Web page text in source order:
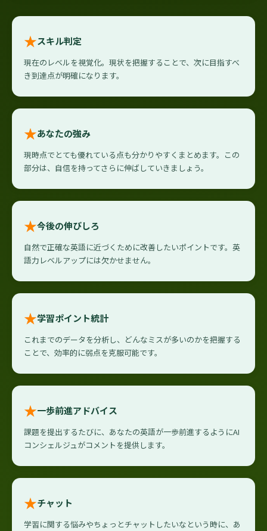
★スキル判定
現在のレベルを視覚化。現状を把握することで、次に目指すべ
き到達点が明確になります。
★あなたの強み
現時点でとても優れている点も分かりやすくまとめます。この
部分は、自信を持ってさらに伸ばしていきましょう。
★今後の伸びしろ
自然で正確な英語に近づくために改善したいポイントです。英
語力レベルアップには欠かせません。
★学習ポイント統計
これまでのデータを分析し、どんなミスが多いのかを把握する
ことで、効率的に弱点を克服可能です。
★一歩前進アドバイス
課題を提出するたびに、あなたの英語が一歩前進するようにAI
コンシェルジュがコメントを提供します。
★チャット
学習に関する悩みやちょっとチャットしたいなという時に、あ